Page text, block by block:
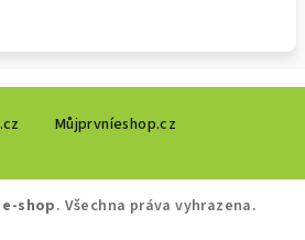
Můjprvníeshop.cz
e-shop. Všechna práva vyhrazena.